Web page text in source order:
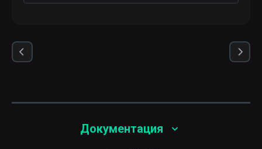
Документация